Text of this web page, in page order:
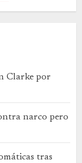
Clarke por
narco pero
tras